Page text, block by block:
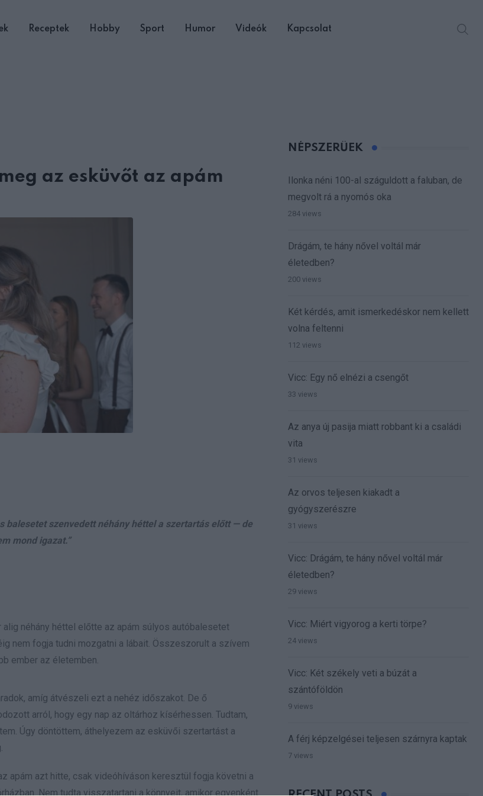
Receptek Hobby Sport Humor Videók Kapcsolat
az esküvőt az apám
balesetet szenvedett néhány héttel a szertartás előtt — de
mond igazat.”
néhány héttel előtte az apám súlyos autóbalesetet
nem fogja tudni mozgatni a lábait. Összeszorult a szívem
ember az életemben.
amíg átvészeli ezt a nehéz időszakot. De ő
arról, hogy egy nap az oltárhoz kísérhessen. Tudtam,
Úgy döntöttem, áthelyezem az esküvői szertartást a
apám azt hitte, csak videóhíváson keresztül fogja követni a
Nem tudta visszatartani a könnyeit, amikor egyenként
NÉPSZERŰEK
Ilonka néni 100-al száguldott a faluban, de
megvolt rá a nyomós oka
284 views
Drágám, te hány nővel voltál már
életedben?
200 views
Két kérdés, amit ismerkedéskor nem kellett
volna feltenni
112 views
Vicc: Egy nő elnézi a csengőt
33 views
Az anya új pasija miatt robbant ki a családi
vita
31 views
Az orvos teljesen kiakadt a
gyógyszerészre
31 views
Vicc: Drágám, te hány nővel voltál már
életedben?
29 views
Vicc: Miért vigyorog a kerti törpe?
24 views
Vicc: Két székely veti a búzát a
szántóföldön
9 views
A férj képzelgései teljesen szárnyra kaptak
7 views